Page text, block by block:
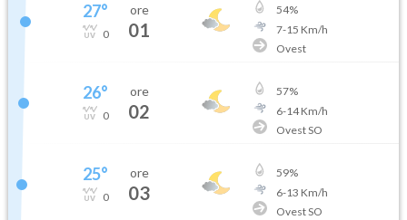
27°
0
ore
01
54%
7-15 Km/h
Ovest
26°
0
ore
02
57%
6-14Km/h
Ovest SO
25°
0
ore
03
59%
6-13 Km/h
Ovest SO